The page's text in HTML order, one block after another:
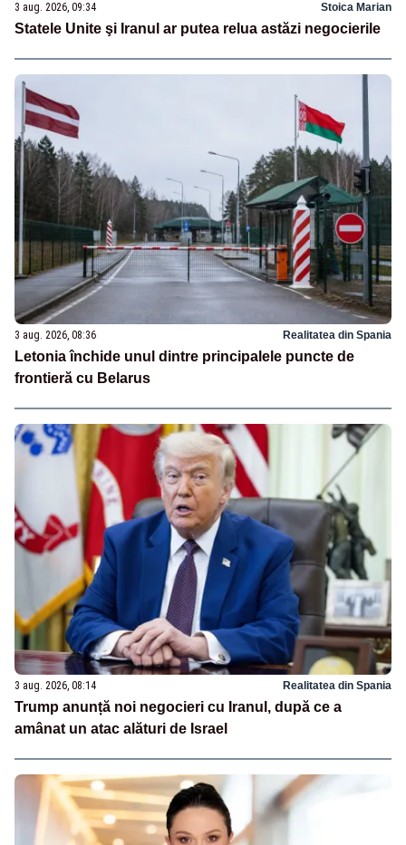
3 aug. 2026, 09:34 Stoica Marian
Statele Unite şi Iranul ar putea relua astăzi negocierile
3 aug. 2026, 08:36 Realitatea din Spania
Letonia închide unul dintre principalele puncte de
frontieră cu Belarus
3 aug. 2026, 08:14 Realitatea din Spania
Trump anunță noi negocieri cu Iranul, după ce a
amânat un atac alături de Israel